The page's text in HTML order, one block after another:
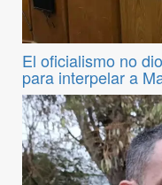
El oficialismo no
para interpelar a